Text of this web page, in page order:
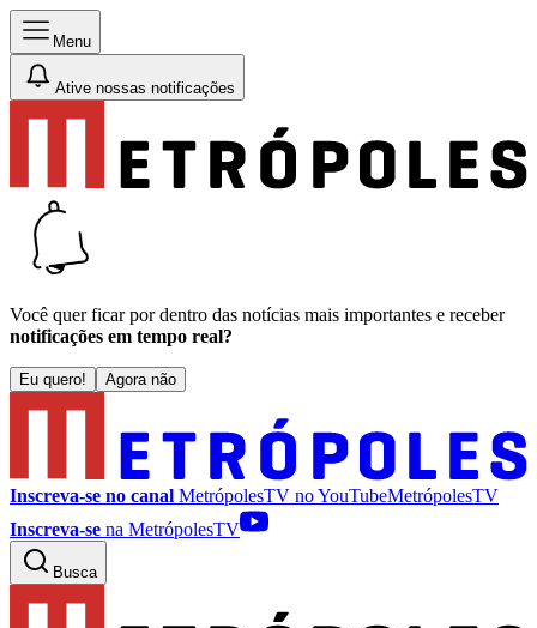
Menu
Ative nossas notificações
Você quer ficar por dentro das notícias mais importantes e receber
notificações em tempo real?
Eu quero! Agora não
Inscreva-se no canal MetrópolesTV noYouTubeMetrópolesTV
Inscreva-se na MetrópolesTV
Busca